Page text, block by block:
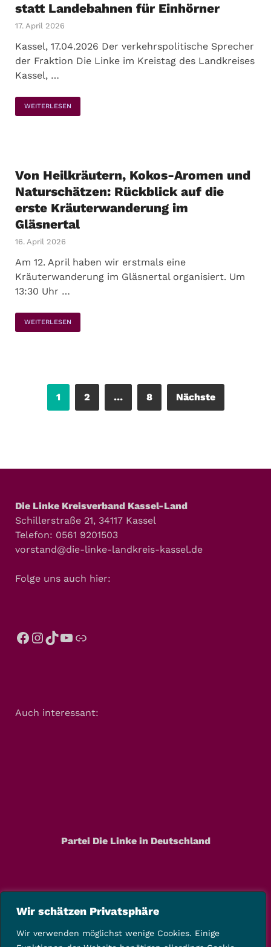
Wir schätzen Privatsphäre
Wir verwenden möglichst wenige Cookies. Einige
statt Landebahnen für Einhörner
17. April 2026
Kassel, 17.04.2026 Der verkehrspolitische Sprecher
der Fraktion Die Linke im Kreistag des Landkreises
Kassel, …
WEITERLESEN
Von Heilkräutern, Kokos-Aromen und
Naturschätzen: Rückblick auf die
erste Kräuterwanderung im
Gläsnertal
16. April 2026
Am 12. April haben wir erstmals eine
Kräuterwanderung im Gläsnertal organisiert. Um
13:30 Uhr …
WEITERLESEN
1 2 … 8 Nächste
Die Linke Kreisverband Kassel-Land
Schillerstraße 21, 34117 Kassel
Telefon: 0561 9201503
vorstand@die-linke-landkreis-kassel.de
Folge uns auch hier:
Auch interessant:
Partei Die Linke in Deutschland